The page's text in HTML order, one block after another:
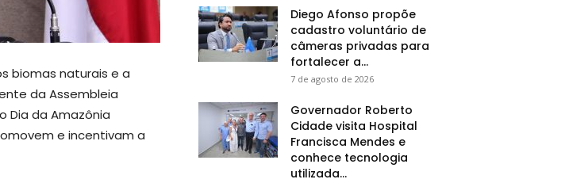
biomas naturais e a
da Assembleia
Dia da Amazônia
e incentivam a
Diego Afonso propõe
cadastro voluntário de
câmeras privadas para
fortalecer a...
7 de agosto de 2026
Governador Roberto
Cidade visita Hospital
Francisca Mendes e
conhece tecnologia
utilizada...